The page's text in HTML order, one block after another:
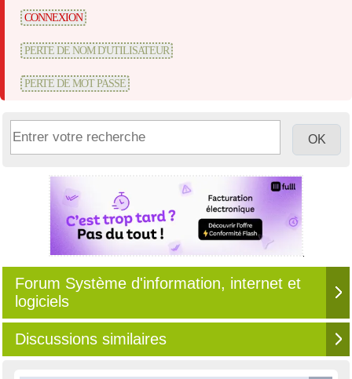
CONNEXION
PERTE DE NOM D'UTILISATEUR
PERTE DE MOT PASSE
Forum Système d'information, internet et
logiciels
Discussions similaires